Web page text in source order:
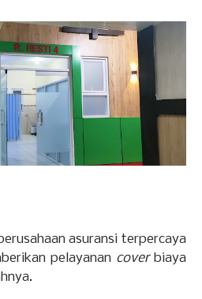
asuransi terpercaya
pelayanan coverbiaya